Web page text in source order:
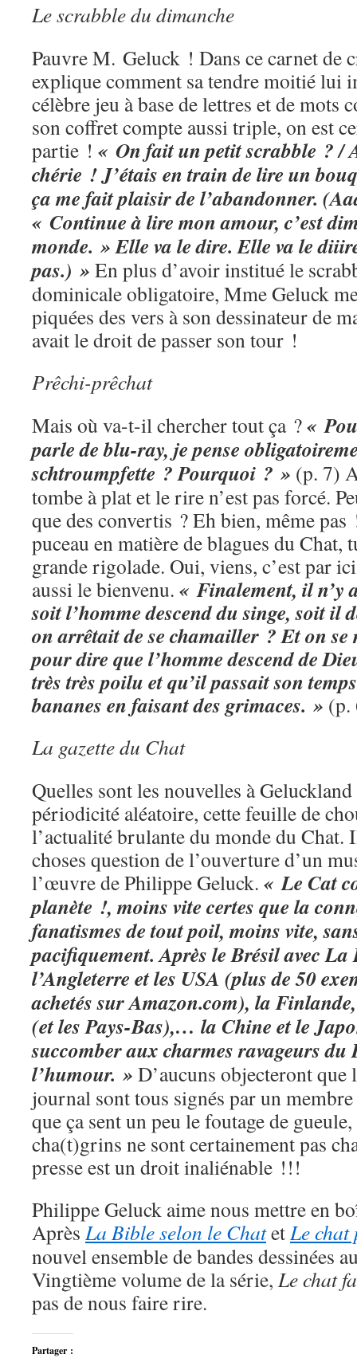
Le scrabble du dimanche
Pauvre M. Geluck ! Dans ce carnet de
explique comment sa tendre moitié lui
célèbre jeu à base de lettres et de mots
son coffret compte aussi triple, on est
partie ! « On fait un petit scrabble ? /
chérie ! J’étais en train de lire un
ça me fait plaisir de l’abandonner.
« Continue à lire mon amour, c’est
monde. » Elle va le dire. Elle va le
pas.) » En plus d’avoir institué le
dominicale obligatoire, Mme Geluck
piquées des vers à son dessinateur de
avait le droit de passer son tour !
Prêchi-prêchat
Mais où va-t-il chercher tout ça ?«
parle de blu-ray, je pense
schtroumpfette ? Pourquoi ? » (p. 7)
tombe à plat et le rire n’est pas forcé.
que des convertis ? Eh bien, même pas
puceau en matière de blagues du Chat,
grande rigolade. Oui, viens, c’est par
aussi le bienvenu. « Finalement, il n’y
soit l’homme descend du singe, soit il
on arrêtait de se chamailler ? Et on se
pour dire que l’homme descend de
très très poilu et qu’il passait son
bananes en faisant des grimaces. » (p.
La gazette du Chat
Quelles sont les nouvelles à
périodicité aléatoire, cette feuille de
l’actualité brulante du monde du Chat.
choses question de l’ouverture d’un
l’œuvre de Philippe Geluck. « Le Cat
planète !, moins vite certes que la
fanatismes de tout poil, moins vite,
pacifiquement. Après le Brésil avec
l’Angleterre et les USA (plus de 50
achetés sur Amazon.com), la
(et les Pays-Bas),… la Chine et le
succomber aux charmes ravageurs du
l’humour. » D’aucuns objecteront que
journal sont tous signés par un
que ça sent un peu le foutage de
cha(t)grins ne sont certainement pas
presse est un droit inaliénable !!!
Philippe Geluck aime nous mettre en
AprèsLa Bible selon le ChatetLe chat
nouvel ensemble de bandes dessinées
Vingtième volume de la série, Le chat
pas de nous faire rire.
Partager :